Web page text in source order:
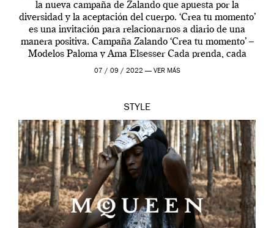
la nueva campaña de Zalando que apuesta por la
diversidad y la aceptación del cuerpo. ‘Crea tu momento’
es una invitación para relacionarnos a diario de una
manera positiva. Campaña Zalando ‘Crea tu momento’ –
Modelos Paloma y Ama Elsesser Cada prenda, cada
outfit, cada momento, caracteriza […]
07 / 09 / 2022 — VER MÁS
STYLE